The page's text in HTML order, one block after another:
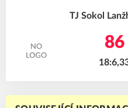
TJ Sokol
86